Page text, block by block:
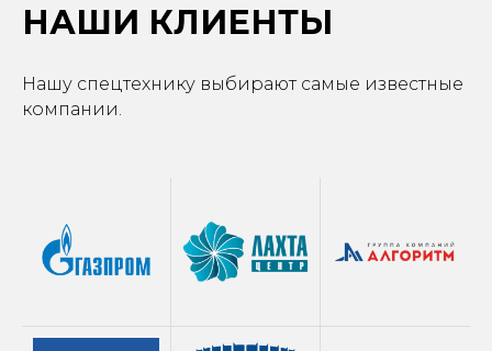
НАШИ КЛИЕНТЫ
Нашу спецтехнику выбирают самые известные
компании.